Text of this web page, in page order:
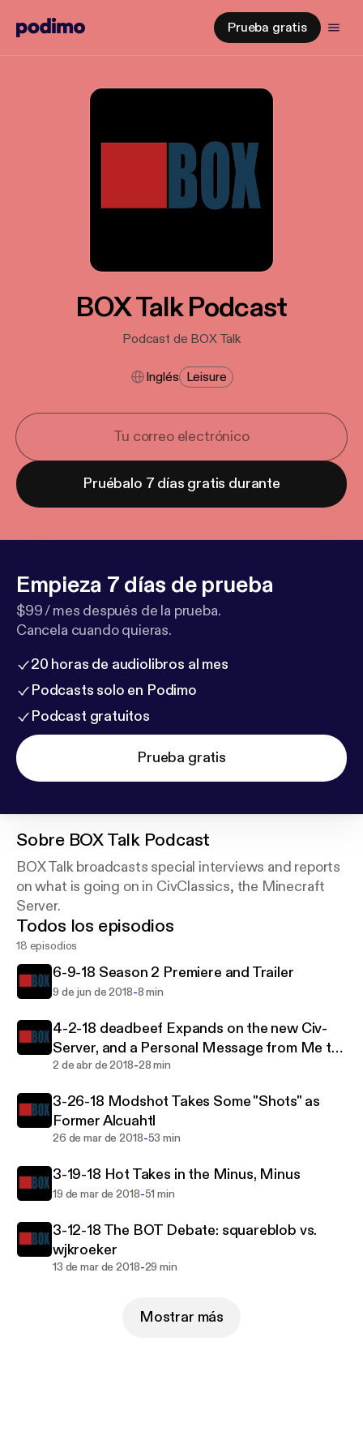
Prueba gratis
BOX Talk Podcast
Podcast de BOX Talk
Inglés Leisure
Pruébalo 7 días gratis durante
Empieza 7 días de prueba
$99 / mes después de la prueba.
Cancela cuando quieras.
20 horas de audiolibros al mes
Podcasts solo en Podimo
Podcast gratuitos
Prueba gratis
Sobre BOX Talk Podcast
BOX Talk broadcasts special interviews and reports
on what is going on in CivClassics, the Minecraft
Server.
Todos los episodios
18 episodios
6-9-18 Season 2 Premiere and Trailer
9 de jun de 2018-8 min
4-2-18 deadbeef Expands on the new Civ-
Server, and a Personal Message from Me to
You
2 de abr de 2018-28 min
3-26-18 Modshot Takes Some "Shots" as
Former Alcuahtl
26 de mar de 2018-53 min
3-19-18 Hot Takes in the Minus, Minus
19 de mar de 2018-51 min
3-12-18 The BOT Debate: squareblob vs.
wjkroeker
13 de mar de 2018-29 min
Mostrar más